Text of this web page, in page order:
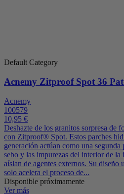
Default Category
Acnemy Zitproof Spot 36
Acnemy
100579
10,95 €
Deshazte de los granitos sorpresa de
con Zitproof® Spot. Estos parches
generación actúan como una
sebo y las impurezas del interior de la
aíslan de agentes externos. Su
solo acelera el proceso de...
Disponible próximamente
Ver más